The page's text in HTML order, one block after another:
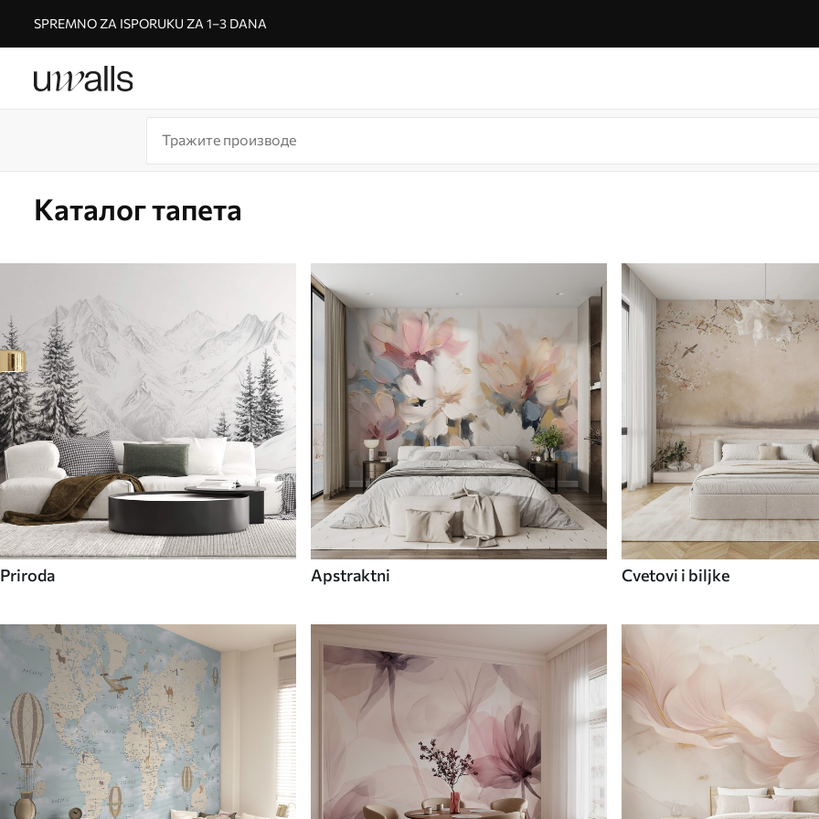
SPREMNO ZA ISPORUKU ZA 1–3 DANA
Каталог тапета
Priroda Apstraktni Cvetovi i biljke